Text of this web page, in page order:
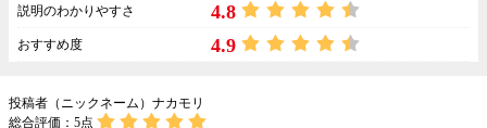
説明のわかりやすさ 4.8
おすすめ度 4.9
投稿者（ニックネーム）ナカモリ
総合評価： 5点